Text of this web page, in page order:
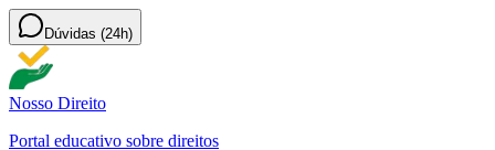
Dúvidas (24h)
Nosso Direito
Portal educativo sobre direitos